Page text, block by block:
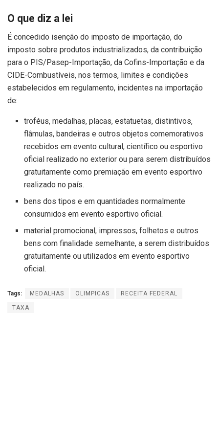
O que diz a lei
É concedido isenção do imposto de importação, do
imposto sobre produtos industrializados, da contribuição
para o PIS/Pasep-Importação, da Cofins-Importação e da
CIDE-Combustíveis, nos termos, limites e condições
estabelecidos em regulamento, incidentes na importação
de:
troféus, medalhas, placas, estatuetas, distintivos,
flâmulas, bandeiras e outros objetos comemorativos
recebidos em evento cultural, científico ou esportivo
oficial realizado no exterior ou para serem distribuídos
gratuitamente como premiação em evento esportivo
realizado no país.
bens dos tipos e em quantidades normalmente
consumidos em evento esportivo oficial.
material promocional, impressos, folhetos e outros
bens com finalidade semelhante, a serem distribuídos
gratuitamente ou utilizados em evento esportivo
oficial.
Tags: MEDALHAS OLIMPICAS RECEITA FEDERAL
TAXA